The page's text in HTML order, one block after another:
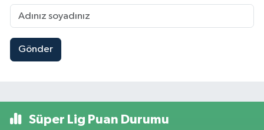
Gönder
Süper Lig Puan Durumu